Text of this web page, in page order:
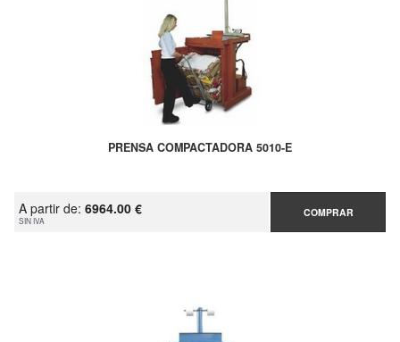
PRENSA COMPACTADORA 5010-E
A partir de: 6964.00 €
SIN IVA
COMPRAR